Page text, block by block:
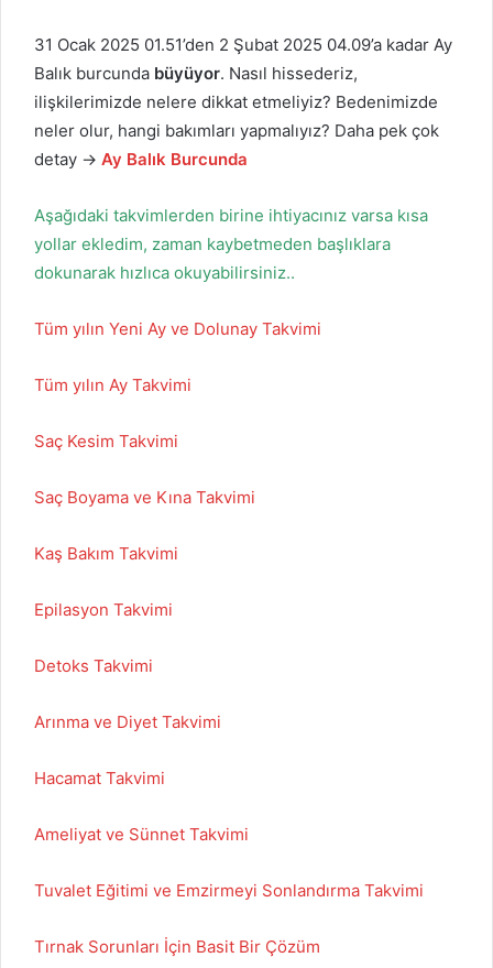
31 Ocak 2025 01.51’den 2 Şubat 2025 04.09’a kadar Ay
Balık burcunda büyüyor. Nasıl hissederiz,
ilişkilerimizde nelere dikkat etmeliyiz? Bedenimizde
neler olur, hangi bakımları yapmalıyız? Daha pek çok
detay → Ay Balık Burcunda
Aşağıdaki takvimlerden birine ihtiyacınız varsa kısa
yollar ekledim, zaman kaybetmeden başlıklara
dokunarak hızlıca okuyabilirsiniz..
Tüm yılın Yeni Ay ve Dolunay Takvimi
Tüm yılın Ay Takvimi
Saç Kesim Takvimi
Saç Boyama ve Kına Takvimi
Kaş Bakım Takvimi
Epilasyon Takvimi
Detoks Takvimi
Arınma ve Diyet Takvimi
Hacamat Takvimi
Ameliyat ve Sünnet Takvimi
Tuvalet Eğitimi ve Emzirmeyi Sonlandırma Takvimi
Tırnak Sorunları İçin Basit Bir Çözüm